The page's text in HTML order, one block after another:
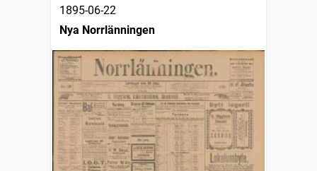
1895-06-22
Nya Norrlänningen